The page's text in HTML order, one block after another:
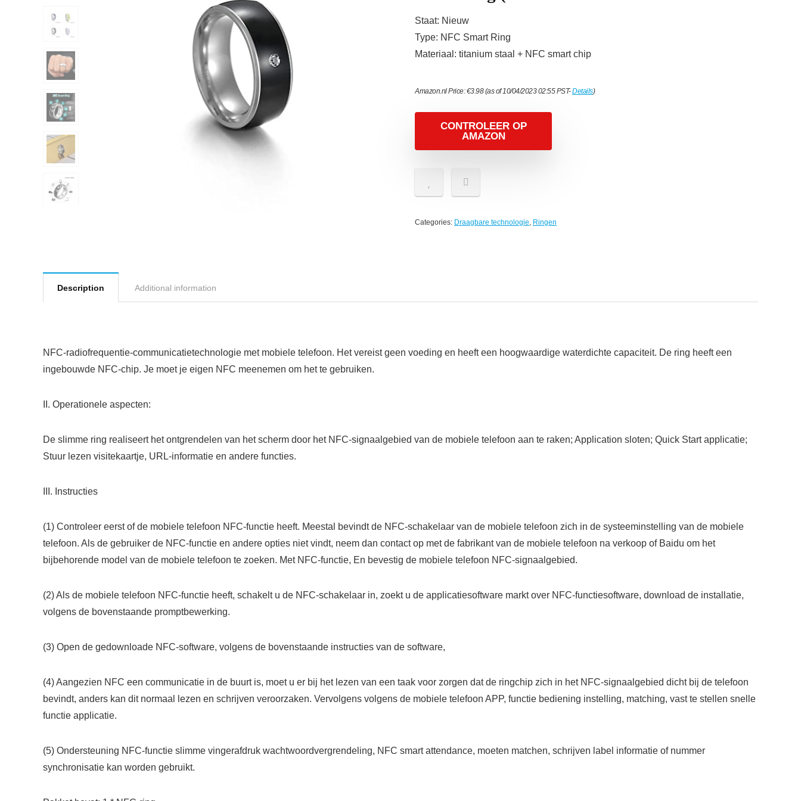
Staat: Nieuw
Type: NFC Smart Ring
Materiaal: titanium staal + NFC smart chip
Amazon.nl Price:€3.98(as of 10/04/2023 02:55 PST-Details)
CONTROLEER OP
AMAZON
Categories: Draagbare technologie, Ringen
Description Additional information
NFC-radiofrequentie-communicatietechnologie met mobiele telefoon. Het vereist geen voeding en heeft een hoogwaardige waterdichte capaciteit. De ring heeft een
ingebouwde NFC-chip. Je moet je eigen NFC meenemen om het te gebruiken.
II. Operationele aspecten:
De slimme ring realiseert het ontgrendelen van het scherm door het NFC-signaalgebied van de mobiele telefoon aan te raken; Application sloten; Quick Start applicatie;
Stuur lezen visitekaartje, URL-informatie en andere functies.
III. Instructies
(1) Controleer eerst of de mobiele telefoon NFC-functie heeft. Meestal bevindt de NFC-schakelaar van de mobiele telefoon zich in de systeeminstelling van de mobiele
telefoon. Als de gebruiker de NFC-functie en andere opties niet vindt, neem dan contact op met de fabrikant van de mobiele telefoon na verkoop of Baidu om het
bijbehorende model van de mobiele telefoon te zoeken. Met NFC-functie, En bevestig de mobiele telefoon NFC-signaalgebied.
(2) Als de mobiele telefoon NFC-functie heeft, schakelt u de NFC-schakelaar in, zoekt u de applicatiesoftware markt over NFC-functiesoftware, download de installatie,
volgens de bovenstaande promptbewerking.
(3) Open de gedownloade NFC-software, volgens de bovenstaande instructies van de software,
(4) Aangezien NFC een communicatie in de buurt is, moet u er bij het lezen van een taak voor zorgen dat de ringchip zich in het NFC-signaalgebied dicht bij de telefoon
bevindt, anders kan dit normaal lezen en schrijven veroorzaken. Vervolgens volgens de mobiele telefoon APP, functie bediening instelling, matching, vast te stellen snelle
functie applicatie.
(5) Ondersteuning NFC-functie slimme vingerafdruk wachtwoordvergrendeling, NFC smart attendance, moeten matchen, schrijven label informatie of nummer
synchronisatie kan worden gebruikt.